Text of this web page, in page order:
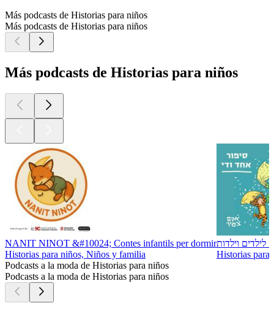
Más podcasts de Historias para niños
Más podcasts de Historias para niños
Más podcasts de Historias para niños
NANIT NINOT &#10024; Contes infantils per dormir
Historias para niños, Niños y familia
לילדים וילדות
Historias para
Podcasts a la moda de Historias para niños
Podcasts a la moda de Historias para niños